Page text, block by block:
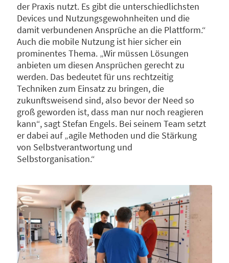
der Praxis nutzt. Es gibt die unterschiedlichsten
Devices und Nutzungsgewohnheiten und die
damit verbundenen Ansprüche an die Plattform.“
Auch die mobile Nutzung ist hier sicher ein
prominentes Thema. „Wir müssen Lösungen
anbieten um diesen Ansprüchen gerecht zu
werden. Das bedeutet für uns rechtzeitig
Techniken zum Einsatz zu bringen, die
zukunftsweisend sind, also bevor der Need so
groß geworden ist, dass man nur noch reagieren
kann“, sagt Stefan Engels. Bei seinem Team setzt
er dabei auf „agile Methoden und die Stärkung
von Selbstverantwortung und
Selbstorganisation.“